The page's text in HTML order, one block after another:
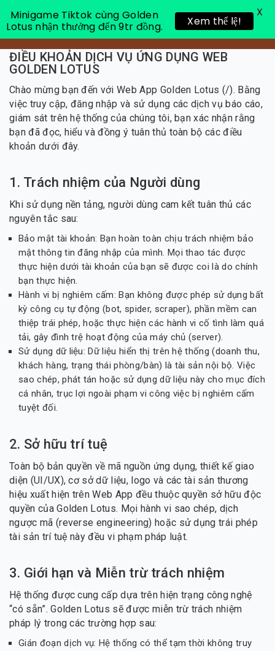
Toggle
ĐIỀU KHOẢN DỊCH VỤ ỨNG DỤNG WEB
GOLDEN LOTUS
Chào mừng bạn đến với Web App Golden Lotus (/). Bằng
việc truy cập, đăng nhập và sử dụng các dịch vụ báo cáo,
giám sát trên hệ thống của chúng tôi, bạn xác nhận rằng
bạn đã đọc, hiểu và đồng ý tuân thủ toàn bộ các điều
khoản dưới đây.
1. Trách nhiệm của Người dùng
Khi sử dụng nền tảng, người dùng cam kết tuân thủ các
nguyên tắc sau:
Bảo mật tài khoản: Bạn hoàn toàn chịu trách nhiệm bảo
mật thông tin đăng nhập của mình. Mọi thao tác được
thực hiện dưới tài khoản của bạn sẽ được coi là do chính
bạn thực hiện.
Hành vi bị nghiêm cấm: Bạn không được phép sử dụng bất
kỳ công cụ tự động (bot, spider, scraper), phần mềm can
thiệp trái phép, hoặc thực hiện các hành vi cố tình làm quá
tải, gây đình trệ hoạt động của máy chủ (server).
Sử dụng dữ liệu: Dữ liệu hiển thị trên hệ thống (doanh thu,
khách hàng, trạng thái phòng/bàn) là tài sản nội bộ. Việc
sao chép, phát tán hoặc sử dụng dữ liệu này cho mục đích
cá nhân, trục lợi ngoài phạm vi công việc bị nghiêm cấm
tuyệt đối.
2. Sở hữu trí tuệ
Toàn bộ bản quyền về mã nguồn ứng dụng, thiết kế giao
diện (UI/UX), cơ sở dữ liệu, logo và các tài sản thương
hiệu xuất hiện trên Web App đều thuộc quyền sở hữu độc
quyền của Golden Lotus. Mọi hành vi sao chép, dịch
ngược mã (reverse engineering) hoặc sử dụng trái phép
tài sản trí tuệ này đều vi phạm pháp luật.
3. Giới hạn và Miễn trừ trách nhiệm
Hệ thống được cung cấp dựa trên hiện trạng công nghệ
“có sẵn”. Golden Lotus sẽ được miễn trừ trách nhiệm
pháp lý trong các trường hợp sau:
Gián đoạn dịch vụ: Hệ thống có thể tạm thời không truy
Minigame Tiktok cùng Golden
Lotus nhận thưởng đến 9tr đồng.
Xem thể lệ!
X